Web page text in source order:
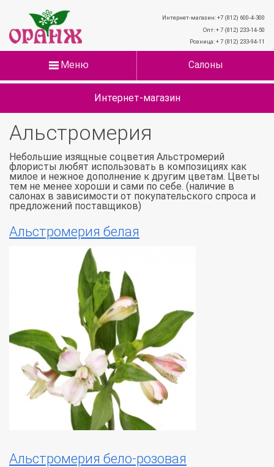
Интернет-магазин: +7 (812) 600-4-300
Опт: + 7 (812) 233-14-50
Розница: + 7 (812) 233-94-11
Меню Салоны
Интернет-магазин
Альстромерия
Небольшие изящные соцветия Альстромерий
флористы любят использовать в композициях как
милое и нежное дополнение к другим цветам. Цветы
тем не менее хороши и сами по себе. (наличие в
салонах в зависимости от покупательского спроса и
предложений поставщиков)
Альстромерия белая
Альстромерия бело-розовая